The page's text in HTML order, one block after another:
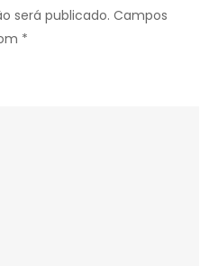
será publicado. Campos
*